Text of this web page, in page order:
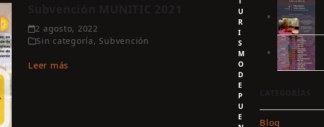
2 agosto, 2022
Sin categoría, Subvención
Leer más
Blog
U
R
I
S
M
O
D
E
P
U
E